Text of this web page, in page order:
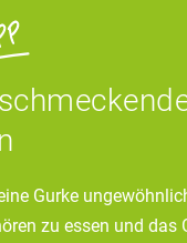
Gurke
zu essen und das